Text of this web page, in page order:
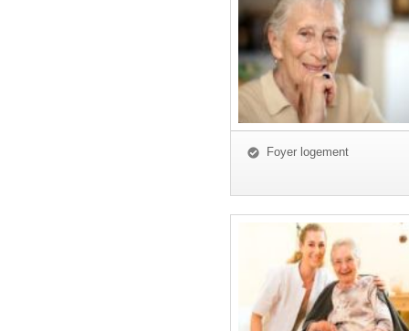
Foyer logement